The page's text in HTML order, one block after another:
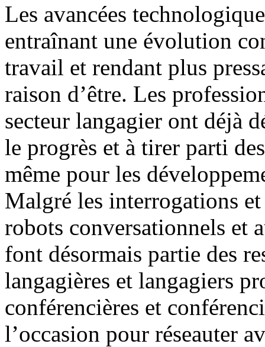
Les avancées
entraînant une évolution
travail et rendant plus
raison d’être. Les
secteur langagier ont déjà
le progrès et à tirer parti
même pour les
Malgré les interrogations
robots conversationnels et
font désormais partie des
langagières et langagiers
conférencières et
l’occasion pour réseauter